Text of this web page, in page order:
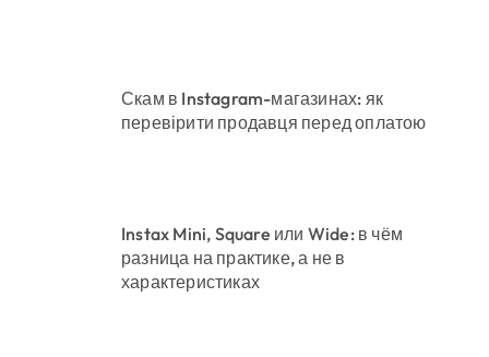
Скам в Instagram-магазинах: як
перевірити продавця перед оплатою
Instax Mini, Square или Wide: в чём
разница на практике, а не в
характеристиках